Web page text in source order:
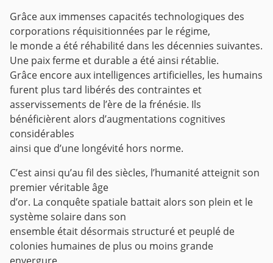
Grâce aux immenses capacités technologiques des
corporations réquisitionnées par le régime,
le monde a été réhabilité dans les décennies suivantes.
Une paix ferme et durable a été ainsi rétablie.
Grâce encore aux intelligences artificielles, les humains
furent plus tard libérés des contraintes et
asservissements de l’ère de la frénésie. Ils
bénéficièrent alors d’augmentations cognitives
considérables
ainsi que d’une longévité hors norme.
C’est ainsi qu’au fil des siècles, l’humanité atteignit son
premier véritable âge
d’or. La conquête spatiale battait alors son plein et le
système solaire dans son
ensemble était désormais structuré et peuplé de
colonies humaines de plus ou moins grande